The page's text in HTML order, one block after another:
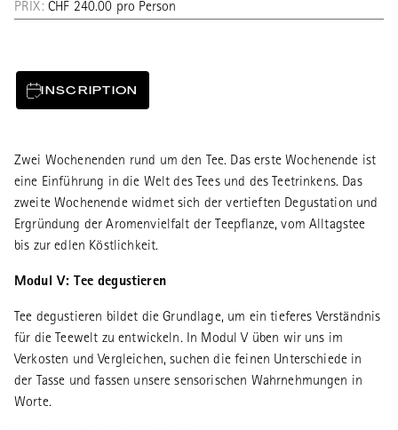
PRIX: CHF 240.00 pro Person
INSCRIPTION
Zwei Wochenenden rund um den Tee. Das erste Wochenende ist
eine Einführung in die Welt des Tees und des Teetrinkens. Das
zweite Wochenende widmet sich der vertieften Degustation und
Ergründung der Aromenvielfalt der Teepflanze, vom Alltagstee
bis zur edlen Köstlichkeit.
Modul V: Tee degustieren
Tee degustieren bildet die Grundlage, um ein tieferes Verständnis
für die Teewelt zu entwickeln. In Modul V üben wir uns im
Verkosten und Vergleichen, suchen die feinen Unterschiede in
der Tasse und fassen unsere sensorischen Wahrnehmungen in
Worte.